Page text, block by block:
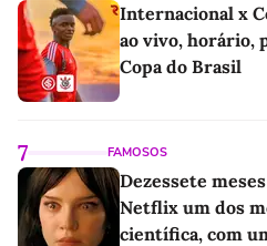
Internacional x
ao vivo, horário,
Copa do Brasil
7 FAMOSOS
Dezessete
Netflix um dos
científica, com